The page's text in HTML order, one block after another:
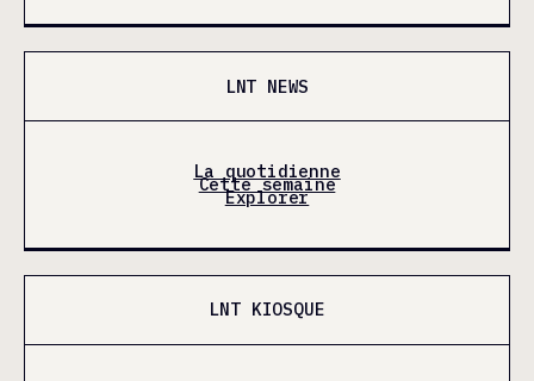
LNT NEWS
La quotidienne
Cette semaine
Explorer
LNT KIOSQUE